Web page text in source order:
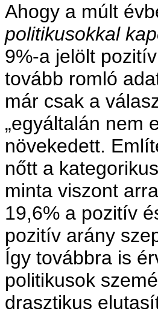
Ahogy a múlt
politikusokkal
9%-a jelölt
tovább romló
már csak a
„egyáltalán nem
növekedett.
nőtt a
minta viszont
19,6% a pozitív
pozitív arány
Így továbbra is
politikusok
drasztikus